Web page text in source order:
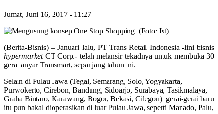
Jumat, Juni 16, 2017 - 11:27
(Berita-Bisnis) – Januari lalu, PT Trans Retail Indonesia -lini bisnis
hypermarketCT Corp.- telah melansir tekadnya untuk membuka 30
gerai anyar Transmart, sepanjang tahun ini.
Selain di Pulau Jawa (Tegal, Semarang, Solo, Yogyakarta,
Purwokerto, Cirebon, Bandung, Sidoarjo, Surabaya, Tasikmalaya,
Graha Bintaro, Karawang, Bogor, Bekasi, Cilegon), gerai-gerai baru
itu pun bakal dioperasikan di luar Pulau Jawa, seperti Manado, Palu,